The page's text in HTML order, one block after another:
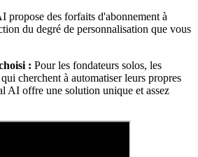
propose des forfaits d'abonnement à
du degré de personnalisation que vous
: Pour les fondateurs solos, les
cherchent à automatiser leurs propres
AI offre une solution unique et assez